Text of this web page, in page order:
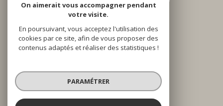
© 2022
Tous droits réservés
On aimerait vous accompagner pendant
votre visite.
En poursuivant, vous acceptez l'utilisation des
cookies par ce site, afin de vous proposer des
contenus adaptés et réaliser des statistiques !
PARAMÉTRER